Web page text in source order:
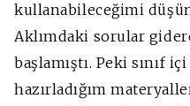
kullanabileceğimi
Aklımdaki sorular
başlamıştı. Peki sınıf
hazırladığım